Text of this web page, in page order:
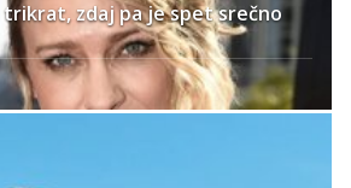
trikrat, zdaj pa je spet srečno